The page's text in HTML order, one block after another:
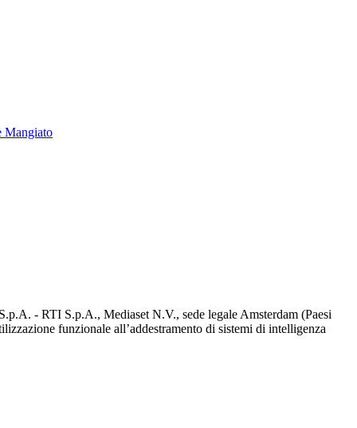
Mangiato
- RTI S.p.A., Mediaset N.V., sede legale Amsterdam (Paesi
funzionale all’addestramento di sistemi di intelligenza